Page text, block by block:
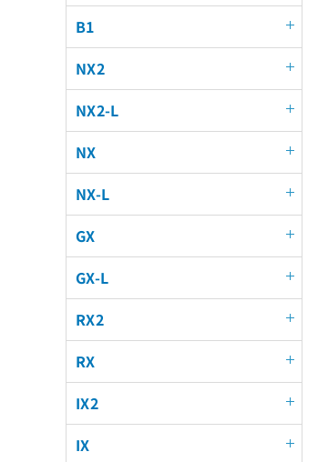
B1
NX2
NX2-L
NX
NX-L
GX
GX-L
RX2
RX
IX2
IX